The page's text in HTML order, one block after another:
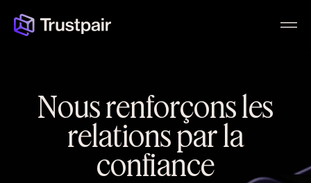
Nous renforçons les
relations par la
confiance